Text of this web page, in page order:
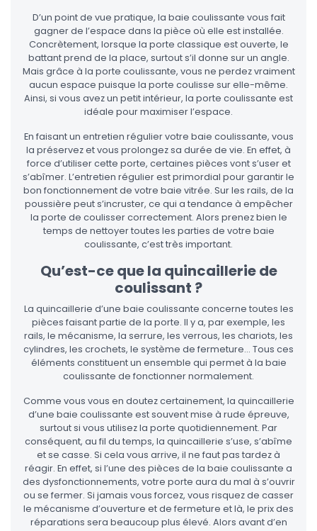
D’un point de vue pratique, la baie coulissante vous fait
gagner de l’espace dans la pièce où elle est installée.
Concrètement, lorsque la porte classique est ouverte, le
battant prend de la place, surtout s’il donne sur un angle.
Mais grâce à la porte coulissante, vous ne perdez vraiment
aucun espace puisque la porte coulisse sur elle-même.
Ainsi, si vous avez un petit intérieur, la porte coulissante est
idéale pour maximiser l’espace.
En faisant un entretien régulier votre baie coulissante, vous
la préservez et vous prolongez sa durée de vie. En effet, à
force d’utiliser cette porte, certaines pièces vont s’user et
s’abîmer. L’entretien régulier est primordial pour garantir le
bon fonctionnement de votre baie vitrée. Sur les rails, de la
poussière peut s’incruster, ce qui a tendance à empêcher
la porte de coulisser correctement. Alors prenez bien le
temps de nettoyer toutes les parties de votre baie
coulissante, c’est très important.
Qu’est-ce que la quincaillerie de
coulissant ?
La quincaillerie d’une baie coulissante concerne toutes les
pièces faisant partie de la porte. Il y a, par exemple, les
rails, le mécanisme, la serrure, les verrous, les chariots, les
cylindres, les crochets, le système de fermeture… Tous ces
éléments constituent un ensemble qui permet à la baie
coulissante de fonctionner normalement.
Comme vous vous en doutez certainement, la quincaillerie
d’une baie coulissante est souvent mise à rude épreuve,
surtout si vous utilisez la porte quotidiennement. Par
conséquent, au fil du temps, la quincaillerie s’use, s’abîme
et se casse. Si cela vous arrive, il ne faut pas tardez à
réagir. En effet, si l’une des pièces de la baie coulissante a
des dysfonctionnements, votre porte aura du mal à s’ouvrir
ou se fermer. Si jamais vous forcez, vous risquez de casser
le mécanisme d’ouverture et de fermeture et là, le prix des
réparations sera beaucoup plus élevé. Alors avant d’en